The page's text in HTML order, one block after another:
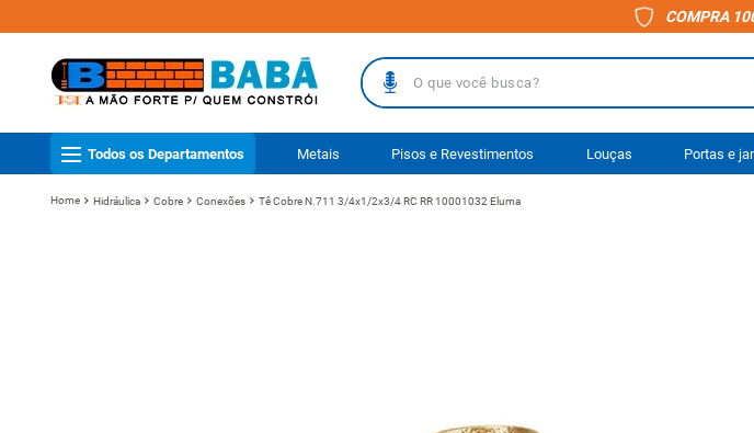
COMPRA
O que você busca?
Todos os Departamentos Metais Pisos e Revestimentos Louças Portas e
Hidráulica Cobre Conexões Tê Cobre N.711 3/4x1/2x3/4 RC RR 10001032 Eluma
TERMOS MAIS BUSCADOS
1º piso